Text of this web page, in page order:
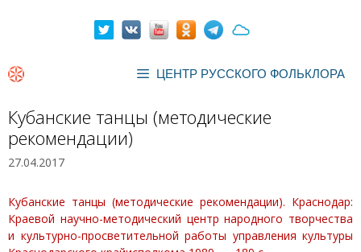
ЦЕНТР РУССКОГО ФОЛЬКЛОРА
Кубанские танцы (методические
рекомендации)
27.04.2017
Кубанские танцы (методические рекомендации). Краснодар:
Краевой научно-методический центр народного творчества
и культурно-просветительной работы управления культуры